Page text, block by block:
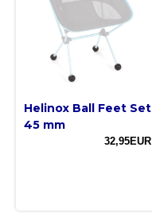
Helinox Ball Feet Set
45 mm
32,95EUR